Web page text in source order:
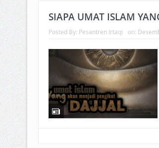
ISTIDLAL
HUKUM
SIAPA UMAT ISLAM
Posted By: Pesantren Irtaqi on: